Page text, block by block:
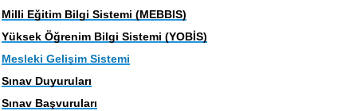
Milli Eğitim Bilgi Sistemi (MEBBIS)
Yüksek Öğrenim Bilgi Sistemi (YOBİS)
Mesleki Gelişim Sistemi
Sınav Duyuruları
Sınav Başvuruları